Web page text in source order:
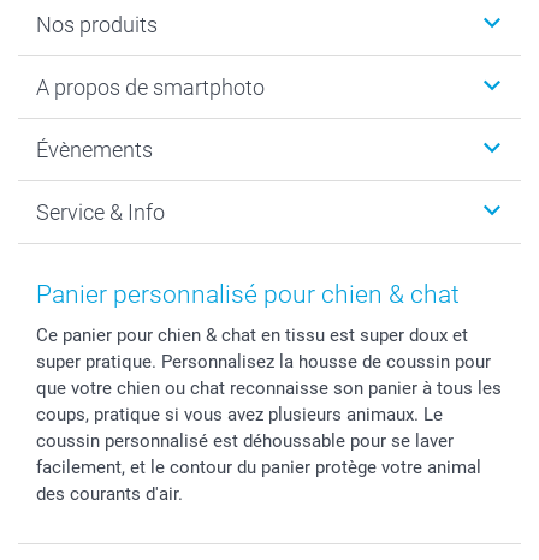
Nos produits
Cadeaux photo
MyNameBook
Développement photo & Tirage photo
Cadres photo & accessoires déco
Calendrier photos & Agendas photo
Stickers & Etiquettes
Chèque Cadeau
A propos de smartphoto
Durabilité
Gestion des cookies
Mentions Légales
Affiliation
Investor Relations
B2B smartbusiness
Droit de rétractation
Évènements
Nouvel An
Fête des Mères
Fête des Pères
Confirmation ou communion
Mariage
Fête d'anniversaire
Collection naissance
Tous les évènements
Service & Info
Tarifs et frais de livraison
Livraison en 48 heures
Modes de Paiement
Identifiez-vous
Plan du site
Statut de ma commande
smarfriends
Panier personnalisé pour chien & chat
Ce panier pour chien & chat en tissu est super doux et
super pratique. Personnalisez la housse de coussin pour
que votre chien ou chat reconnaisse son panier à tous les
coups, pratique si vous avez plusieurs animaux. Le
coussin personnalisé est déhoussable pour se laver
facilement, et le contour du panier protège votre animal
des courants d'air.